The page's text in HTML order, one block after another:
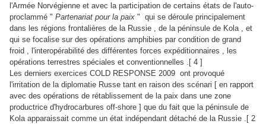
l'Armée Norvégienne et avec la participation de certains états de l'auto-
proclammé " Partenariat pour la paix " qui se déroule principalement
dans les régions frontalières de la Russie , de la péninsule de Kola , et
qui se focalise sur des opérations amphibies par condition de grand
froid , l'interopérabilité des différentes forces expéditionnaires , les
opérations terrestres spéciales et conventionnelles .[ 4 ]
Les derniers exercices COLD RESPONSE 2009 ont provoqué
l'irritation de la diplomatie Russe tant en raison des scénari [ en rapport
avec des opérations de rétablissement de la paix dans une zone
productrice d'hydrocarbures off-shore ] que du fait que la péninsule de
Kola apparaissait comme un état indépendant détaché de la Russie .[ 2